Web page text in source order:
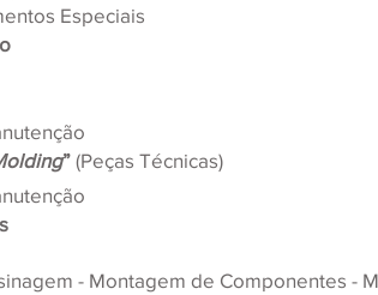
Especiais
” (Peças Técnicas)
- Montagem de Componentes -